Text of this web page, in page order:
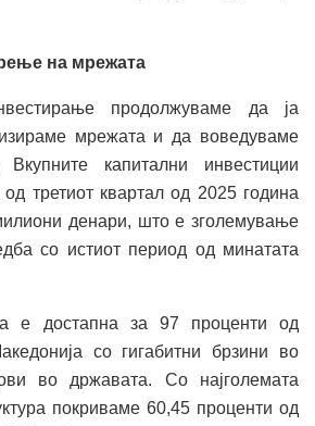
на мрежата
продолжуваме да ја
мрежата и да воведуваме
Вкупните капитални инвестиции
третиот квартал од 2025 година
денари, што е зголемување
со истиот период од минатата
е достапна за 97 проценти од
со гигабитни брзини во
во државата. Со најголемата
покриваме 60,45 проценти од